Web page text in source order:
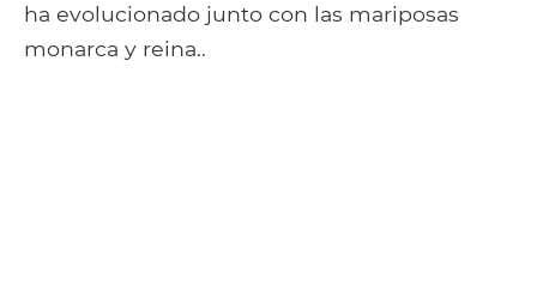
ha evolucionado junto con las mariposas
monarca y reina..